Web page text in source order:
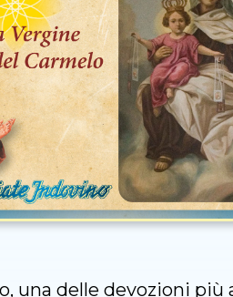
una delle devozioni